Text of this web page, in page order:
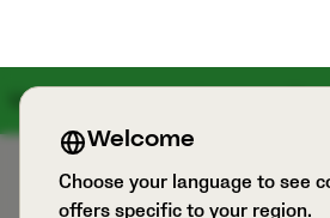
Une grande nouveauté arrive le 18
Produits
Welcome
Choose your language to see
offers specific to your region.